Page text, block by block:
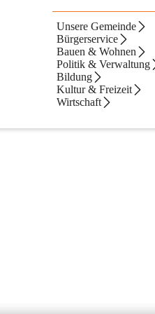
Unsere Gemeinde
Bürgerservice
Bauen & Wohnen
Politik & Verwaltung
Bildung
Kultur & Freizeit
Wirtschaft